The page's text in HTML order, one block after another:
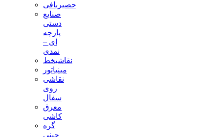
حصیربافی
صنایع
دستی
پارچه
ای –
نمدی
نقاشیخط
مینیاتور
نقاشی
روی
سفال
معرق
کاشی
گره
چینی